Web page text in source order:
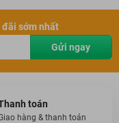
sớm nhất
Gửi ngay
toán
hàng & thanh toán